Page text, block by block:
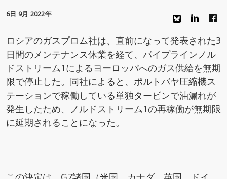
6日 9月 2022年
ロシアのガスプロム社は、直前になって発表された3
日間のメンテナンス休業を経て、パイプラインノル
ドストリーム1によるヨーロッパへのガス供給を無期
限で停止した。同社によると、ポルトバヤ圧縮機ス
テーションで稼働している単独タービンで油漏れが
発生したため、ノルドストリーム1の再稼働が無期限
に延期されることになった。